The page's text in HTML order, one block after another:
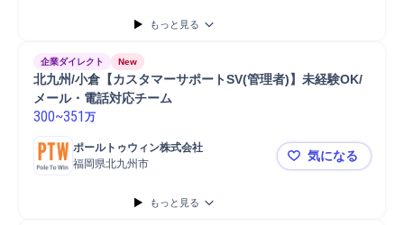
もっと見る
企業ダイレクト New
北九州/小倉【カスタマーサポートSV(管理者)】未経験OK/
メール・電話対応チーム
300~351 万
ポールトゥウィン株式会社
福岡県北九州市
北九州/小倉
気になる
もっと見る